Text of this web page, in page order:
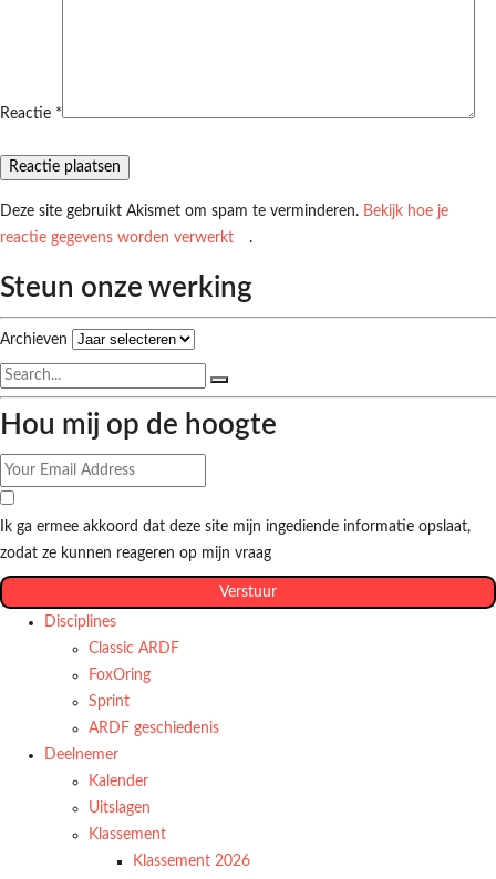
Reactie *
Deze site gebruikt Akismet om spam te verminderen. Bekijk hoe je
reactie gegevens worden verwerkt
.
Steun onze werking
Archieven
Hou mij op de hoogte
Ik ga ermee akkoord dat deze site mijn ingediende informatie opslaat,
zodat ze kunnen reageren op mijn vraag
Verstuur
Disciplines
Classic ARDF
FoxOring
Sprint
ARDF geschiedenis
Deelnemer
Kalender
Uitslagen
Klassement
Klassement 2026